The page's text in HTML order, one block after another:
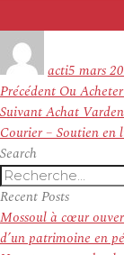
actile
5 mars
Navigation
de
l’article
Précédent Article
précédent :
Ou
SuivantArticle
suivant :
Achat
Courier – Soutien en
Search
Recherche
pour
:
Recent Posts
Mossoul à cœur
d’un patrimoine en